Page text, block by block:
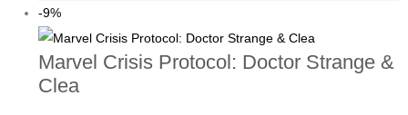
-9%
Marvel Crisis Protocol: Doctor Strange &
Clea